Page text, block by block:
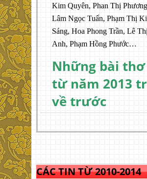
Kim Quyên, Phan Thị
Lâm Ngọc Tuấn, Phạm Thị
Sáng, Hoa Phong Trần, Lê
Anh, Phạm Hồng Phước…
Những bài thơ
từ năm 2013
về trước
CÁC TIN TỪ 2010-2014